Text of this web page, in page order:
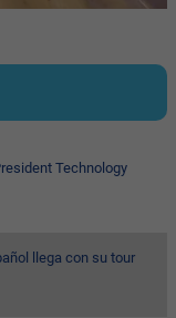
Technology
llega con su tour